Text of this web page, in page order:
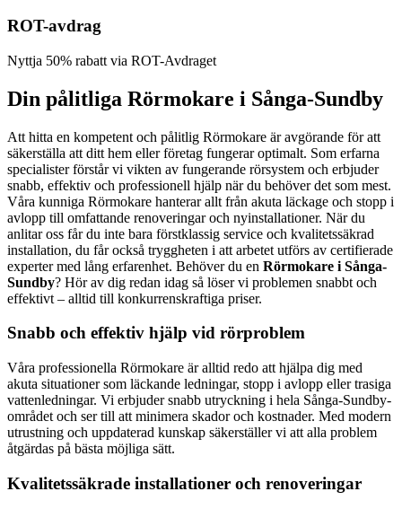
ROT-avdrag
Nyttja 50% rabatt via ROT-Avdraget
Din pålitliga Rörmokare i Sånga-Sundby
Att hitta en kompetent och pålitlig Rörmokare är avgörande för att
säkerställa att ditt hem eller företag fungerar optimalt. Som erfarna
specialister förstår vi vikten av fungerande rörsystem och erbjuder
snabb, effektiv och professionell hjälp när du behöver det som mest.
Våra kunniga Rörmokare hanterar allt från akuta läckage och stopp i
avlopp till omfattande renoveringar och nyinstallationer. När du
anlitar oss får du inte bara förstklassig service och kvalitetssäkrad
installation, du får också tryggheten i att arbetet utförs av certifierade
experter med lång erfarenhet. Behöver du en Rörmokare i Sånga-
Sundby? Hör av dig redan idag så löser vi problemen snabbt och
effektivt – alltid till konkurrenskraftiga priser.
Snabb och effektiv hjälp vid rörproblem
Våra professionella Rörmokare är alltid redo att hjälpa dig med
akuta situationer som läckande ledningar, stopp i avlopp eller trasiga
vattenledningar. Vi erbjuder snabb utryckning i hela Sånga-Sundby-
området och ser till att minimera skador och kostnader. Med modern
utrustning och uppdaterad kunskap säkerställer vi att alla problem
åtgärdas på bästa möjliga sätt.
Kvalitetssäkrade installationer och renoveringar